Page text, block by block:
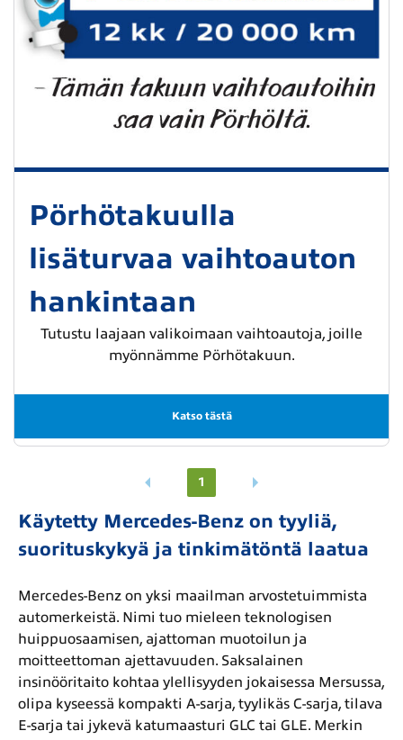
Pörhötakuulla
lisäturvaa vaihtoauton
hankintaan
Tutustu laajaan valikoimaan vaihtoautoja, joille
myönnämme Pörhötakuun.
Katso tästä
1
Käytetty Mercedes-Benz on tyyliä,
suorituskykyä ja tinkimätöntä laatua
Mercedes-Benz on yksi maailman arvostetuimmista
automerkeistä. Nimi tuo mieleen teknologisen
huippuosaamisen, ajattoman muotoilun ja
moitteettoman ajettavuuden. Saksalainen
insinööritaito kohtaa ylellisyyden jokaisessa Mersussa,
olipa kyseessä kompakti A-sarja, tyylikäs C-sarja, tilava
E-sarja tai jykevä katumaasturi GLC tai GLE. Merkin